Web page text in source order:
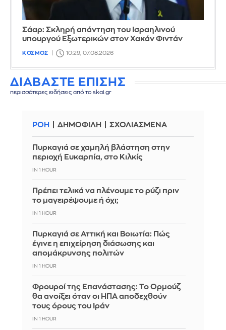
Σάαρ: Σκληρή απάντηση του Ισραηλινού
υπουργού Εξωτερικών στον Χακάν Φιντάν
ΚΟΣΜΟΣ 10:29, 07.08.2026
ΔΙΑΒΑΣΤΕ ΕΠΙΣΗΣ
περισσότερες ειδήσεις από το skai.gr
ΡΟΗ ΔΗΜΟΦΙΛΗ ΣΧΟΛΙΑΣΜΕΝΑ
Πυρκαγιά σε χαμηλή βλάστηση στην
περιοχή Ευκαρπία, στο Κιλκίς
IN 1 HOUR
Πρέπει τελικά να πλένουμε το ρύζι πριν
το μαγειρέψουμε ή όχι;
IN 1 HOUR
Πυρκαγιά σε Αττική και Βοιωτία: Πώς
έγινε η επιχείρηση διάσωσης και
απομάκρυνσης πολιτών
IN 1 HOUR
Φρουροί της Επανάστασης: Το Ορμούζ
θα ανοίξει όταν οι ΗΠΑ αποδεχθούν
τους όρους του Ιράν
IN 1 HOUR